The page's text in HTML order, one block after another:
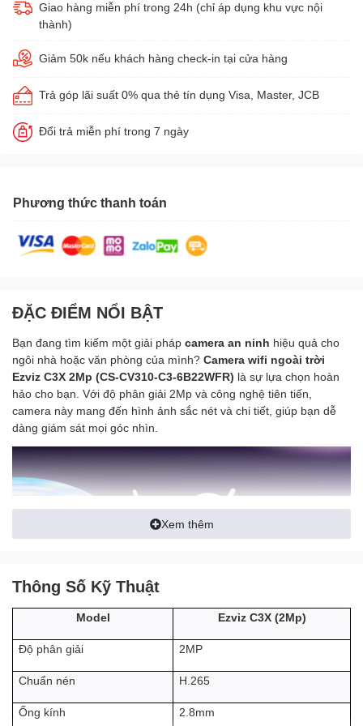
Giao hàng miễn phí trong 24h (chỉ áp dụng khu vực nội
thành)
Giảm 50k nếu khách hàng check-in tại cửa hàng
Trả góp lãi suất 0% qua thẻ tín dụng Visa, Master, JCB
Đổi trả miễn phí trong 7 ngày
Phương thức thanh toán
ĐẶC ĐIỂM NỔI BẬT
Bạn đang tìm kiếm một giải pháp camera an ninh hiệu quả cho
ngôi nhà hoặc văn phòng của mình? Camera wifi ngoài trời
Ezviz C3X 2Mp (CS-CV310-C3-6B22WFR) là sự lựa chọn hoàn
hảo cho bạn. Với độ phân giải 2Mp và công nghệ tiên tiến,
camera này mang đến hình ảnh sắc nét và chi tiết, giúp bạn dễ
dàng giám sát mọi góc nhìn.
Camera Ezviz C3X 2Mplà dòng
biệt với ống kinh kép giám sát chất lượng hình ảnh chuẩn
2Mp Full HD, nổi bật với các các tính năng hiện đại siêu thông
minh góp phần nâng cao khả năng giám sát đạt hiệu quả tốt nhất
nhận diện AI, chuyển động cảnh báo thông minh,… Đây được coi
Xem thêm
Thông Số Kỹ Thuật
Model Ezviz C3X (2Mp)
Độ phân giải 2MP
Chuẩn nén H.265
Ống kính 2.8mm